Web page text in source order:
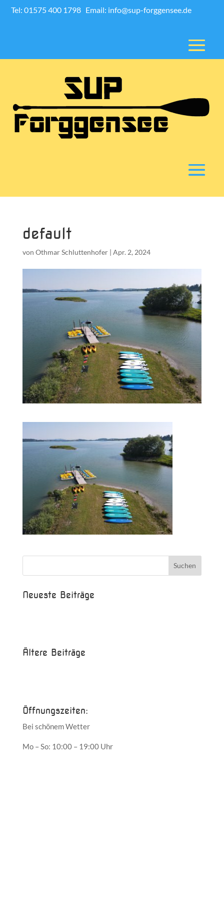
Tel: 01575 400 1798 Email: info@sup-forggensee.de
default
von Othmar Schluttenhofer| Apr. 2, 2024
Neueste Beiträge
Ältere Beiträge
Öffnungszeiten:
Bei schönem Wetter
Mo – So: 10:00 – 19:00 Uhr